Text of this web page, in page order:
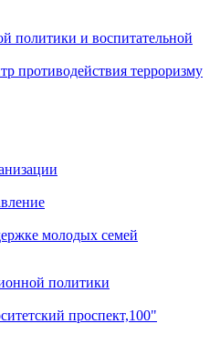
политики и воспитательной
противодействия терроризму
молодых семей
политики
проспект,100"